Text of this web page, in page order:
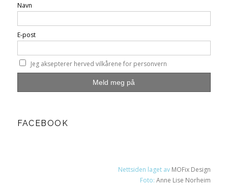
Navn
E-post
Jeg aksepterer herved vilkårene for personvern
FACEBOOK
Nettsiden laget av MOFix Design
Foto:Anne Lise Norheim